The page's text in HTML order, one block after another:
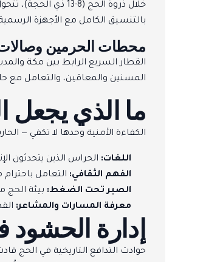
خلال ذروة الحج
بالتنسيق الكامل مع الأجهزة
محطات الحرمين
القطار السريع الرابط بين مكة
المسنين والمعاقين، والتعامل مع
ما الذي يجعل
الكفاءة الأمنية وحدها لا تكفي —
اللغات: الحراس الذين يتحدثون
الفهم الثقافي: التعامل
الصبر تحت الضغط: بيئة
معرفة المسارات والمشاعر:
إدارة
حوادث التدافع التاريخية في الحج